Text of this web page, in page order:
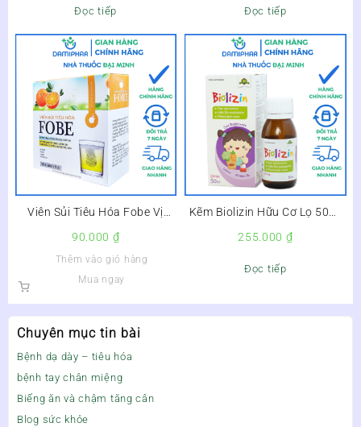
Chuyên mục tin bài
Bệnh dạ dày – tiêu hóa
bệnh tay chân miệng
Biếng ăn và chậm tăng cân
Blog sức khỏe
Đọc tiếp Đọc tiếp
Viên Sủi Tiêu Hóa Fobe Vị
90.000 ₫
Thêm vào giỏ hàng
Mua ngay
Kẽm Biolizin Hữu Cơ Lọ 50ml
Kháng –
255.000 ₫
Đọc tiếp